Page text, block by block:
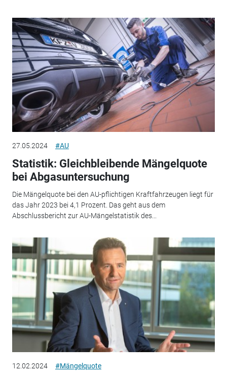
27.05.2024 #AU
Statistik: Gleichbleibende Mängelquote
bei Abgasuntersuchung
Die Mängelquote bei den AU-pflichtigen Kraftfahrzeugen liegt für
das Jahr 2023 bei 4,1 Prozent. Das geht aus dem
Abschlussbericht zur AU-Mängelstatistik des...
12.02.2024 #Mängelquote